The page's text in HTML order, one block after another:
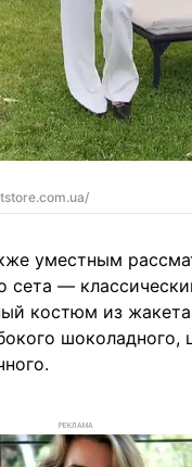
уместным
сета —
костюм из
шоколадного,
РЕКЛАМА